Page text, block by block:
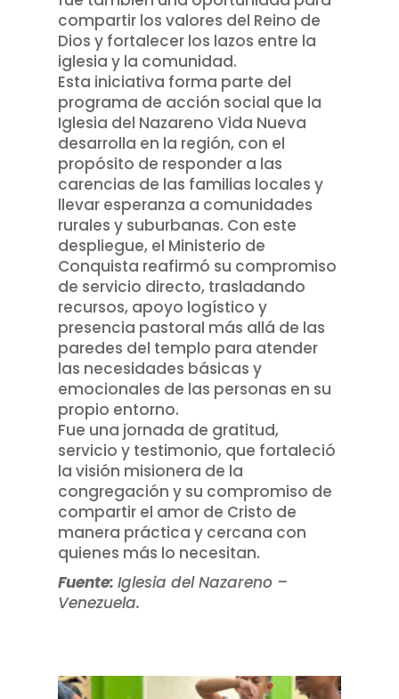
compartir los valores del Reino de
Dios y fortalecer los lazos entre la
iglesia y la comunidad.
Esta iniciativa forma parte del
programa de acción social que la
Iglesia del Nazareno Vida Nueva
desarrolla en la región, con el
propósito de responder a las
carencias de las familias locales y
llevar esperanza a comunidades
rurales y suburbanas. Con este
despliegue, el Ministerio de
Conquista reafirmó su compromiso
de servicio directo, trasladando
recursos, apoyo logístico y
presencia pastoral más allá de las
paredes del templo para atender
las necesidades básicas y
emocionales de las personas en su
propio entorno.
Fue una jornada de gratitud,
servicio y testimonio, que fortaleció
la visión misionera de la
congregación y su compromiso de
compartir el amor de Cristo de
manera práctica y cercana con
quienes más lo necesitan.
Fuente: Iglesia del Nazareno –
Venezuela.